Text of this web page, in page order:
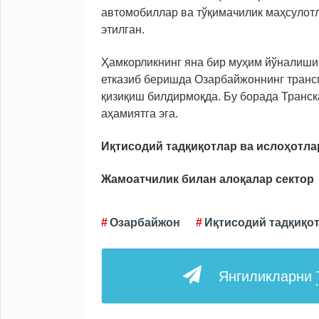
автомобиллар ва тўқимачилик
этилган.
Ҳамкорликнинг яна бир муҳим
етказиб беришда Озарбайжоннинг
қизиқиш билдирмоқда. Бу борада
аҳамиятга эга.
Иқтисодий тадқиқотлар ва
Жамоатчилик билан алоқалар сектор
Озарбайжон Иқтисодий
Янгиликларни